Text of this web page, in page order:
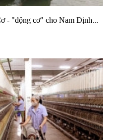
- "động cơ" cho Nam Định...